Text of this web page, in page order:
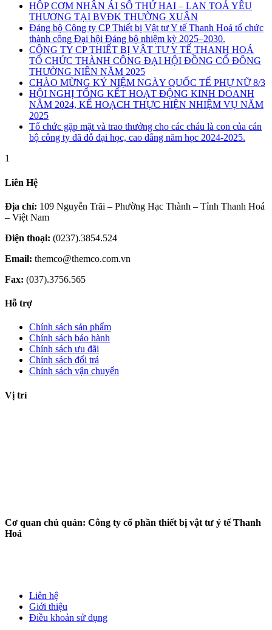
HỘP CƠM NHÂN ÁI SỐ THỨ HAI – LAN TOẢ YÊU
THƯƠNG TẠI BVĐK THƯỜNG XUÂN
Đảng bộ Công ty CP Thiết bị Vật tư Y tế Thanh Hoá tổ chức
thành công Đại hội Đảng bộ nhiệm kỳ 2025–2030.
CÔNG TY CP THIẾT BỊ VẬT TƯ Y TẾ THANH HOÁ
TỔ CHỨC THÀNH CÔNG ĐẠI HỘI ĐỒNG CỔ ĐÔNG
THƯỜNG NIÊN NĂM 2025
CHÀO MỪNG KỶ NIỆM NGÀY QUỐC TẾ PHỰ NỮ 8/3
HỘI NGHỊ TỔNG KẾT HOẠT ĐỘNG KINH DOANH
NĂM 2024, KẾ HOẠCH THỰC HIỆN NHIỆM VỤ NĂM
2025
Tổ chức gặp mặt và trao thưởng cho các cháu là con của cán
bộ công ty đã đỗ đại học, cao đẳng năm học 2024-2025.
1
Liên Hệ
Địa chỉ: 109 Nguyễn Trãi – Phường Hạc Thành – Tỉnh Thanh Hoá
– Việt Nam
Điện thoại: (0237).3854.524
Email: themco@themco.com.vn
Fax: (037).3756.565
Hỗ trợ
Chính sách sản phẩm
Chính sách bảo hành
Chính sách ưu đãi
Chính sách đổi trả
Chính sách vận chuyển
Vị trí
Cơ quan chủ quản: Công ty cổ phần thiết bị vật tư ý tế Thanh
Hoá
Liên hệ
Giới thiệu
Điều khoản sử dụng